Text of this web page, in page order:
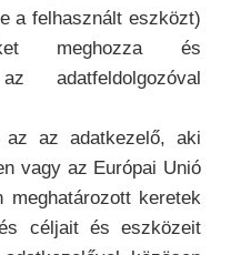
a felhasznált eszközt)
meghozza és
adatfeldolgozóval
az az adatkezelő, aki
vagy az Európai Unió
meghatározott keretek
céljait és eszközeit